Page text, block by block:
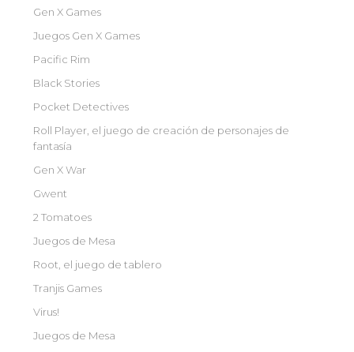
Gen X Games
Juegos Gen X Games
Pacific Rim
Black Stories
Pocket Detectives
Roll Player, el juego de creación de personajes de
fantasía
Gen X War
Gwent
2 Tomatoes
Juegos de Mesa
Root, el juego de tablero
Tranjis Games
Virus!
Juegos de Mesa